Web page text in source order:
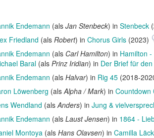
Endemann (als Jan Stenbeck) in Stenbeck
Friedland (als Robert) in Chorus Girls (2023)
Endemann (als Carl Hamilton) in Hamilton
Baral (als Prinz Iridian) in Der Brief für
Endemann (als Halvar) in Rig 45 (2018-
Löwenberg (alsAlpha / Mark) in Countdown
Wendland (alsAnders) in Jung &
Endemann (als Laust Jensen) in 1864 -
Montoya (als Hans Olavsen) in Camilla